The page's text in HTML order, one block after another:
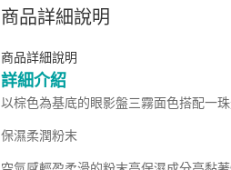
商品詳細說明
商品詳細說明
詳細介紹
以棕色為基底的眼影盤三霧面色搭配一
保濕柔潤粉末